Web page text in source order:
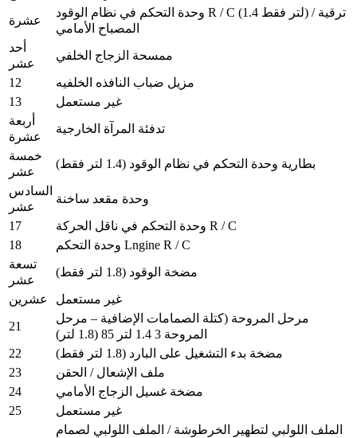
عشرة
وحدة التحكم في نظام الوقود R / C (1.4 لتر فقط) / ترقية
المصباح الأمامي
أحد
عشر
ممسحة الزجاج الخلفي
12
مزيل ضباب النافذه الخلفيه
13
غير مستعمل
أربعة
عشرة
تدفئة المرآة الخارجية
خمسة
عشر
بطارية وحدة التحكم في نظام الوقود (1.4 لتر فقط)
السادس
عشر
وحدة مقعد ساخنة
17
وحدة التحكم في ناقل الحركة R / C
18
وحدة التحكم Lngine R / C
تسعة
عشر
مضخة الوقود (1.8 لتر فقط)
عشرين
غير مستعمل
21
مرحل المروحة (كتلة الصمامات الإضافية – مرحل
المروحة 3 1.4 لتر 85 (1.8 لتر)
22
مضخة بدء التشغيل على البارد (1.8 لتر فقط)
23
ملف الإشعال / الحقن
24
مضخة غسيل الزجاج الأمامي
25
غير مستعمل
الملف اللولبي لتطهير الخرطوشة / الملف اللولبي لصمام